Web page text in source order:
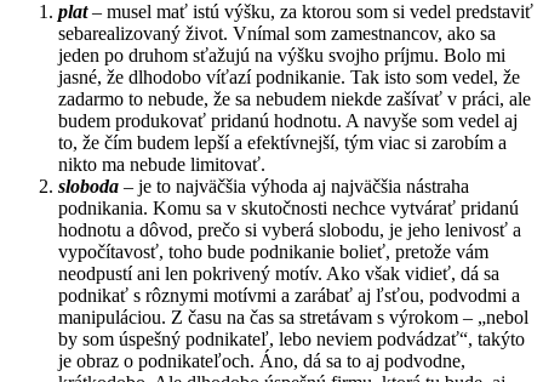
plat– musel mať istú výšku, za ktorou som si vedel predstaviť
sebarealizovaný život. Vnímal som zamestnancov, ako sa
jeden po druhom sťažujú na výšku svojho príjmu. Bolo mi
jasné, že dlhodobo víťazí podnikanie. Tak isto som vedel, že
zadarmo to nebude, že sa nebudem niekde zašívať v práci, ale
budem produkovať pridanú hodnotu. A navyše som vedel aj
to, že čím budem lepší a efektívnejší, tým viac si zarobím a
nikto ma nebude limitovať.
sloboda – je to najväčšia výhoda aj najväčšia nástraha
podnikania. Komu sa v skutočnosti nechce vytvárať pridanú
hodnotu a dôvod, prečo si vyberá slobodu, je jeho lenivosť a
vypočítavosť, toho bude podnikanie bolieť, pretože vám
neodpustí ani len pokrivený motív. Ako však vidieť, dá sa
podnikať s rôznymi motívmi a zarábať aj ľsťou, podvodmi a
manipuláciou. Z času na čas sa stretávam s výrokom – „nebol
by som úspešný podnikateľ, lebo neviem podvádzať“, takýto
je obraz o podnikateľoch. Áno, dá sa to aj podvodne,